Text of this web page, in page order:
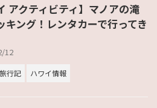
アクティビティ】マノアの滝
キング！レンタカーで行ってき
12
旅行記 ハワイ情報